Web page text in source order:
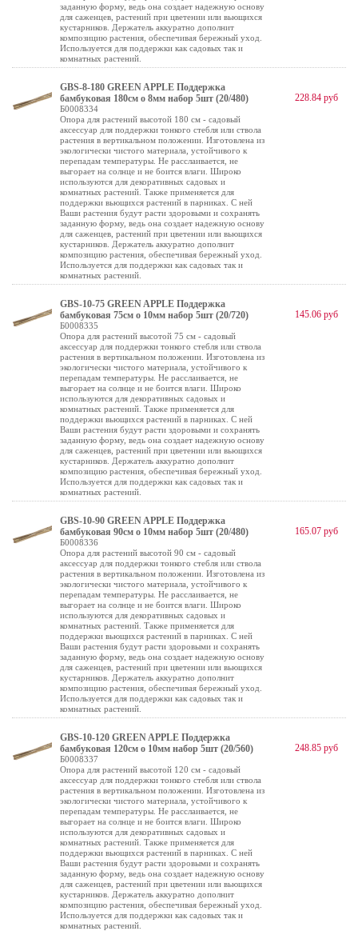
заданную форму, ведь она создает надежную основу
для саженцев, растений при цветении или вьющихся
кустарников. Держатель аккуратно дополнит
композицию растения, обеспечивая бережный уход.
Используется для поддержки как садовых так и
комнатных растений.
GBS-8-180 GREEN APPLE Поддержка
бамбуковая 180см o 8мм набор 5шт (20/480)
Б0008334
Опора для растений высотой 180 см - садовый
аксессуар для поддержки тонкого стебля или ствола
растения в вертикальном положении. Изготовлена из
экологически чистого материала, устойчивого к
перепадам температуры. Не расслаивается, не
выгорает на солнце и не боится влаги. Широко
используются для декоративных садовых и
комнатных растений. Также применяется для
поддержки вьющихся растений в парниках. С ней
Ваши растения будут расти здоровыми и сохранять
заданную форму, ведь она создает надежную основу
для саженцев, растений при цветении или вьющихся
кустарников. Держатель аккуратно дополнит
композицию растения, обеспечивая бережный уход.
Используется для поддержки как садовых так и
комнатных растений.
228.84 руб
GBS-10-75 GREEN APPLE Поддержка
бамбуковая 75см o 10мм набор 5шт (20/720)
Б0008335
Опора для растений высотой 75 см - садовый
аксессуар для поддержки тонкого стебля или ствола
растения в вертикальном положении. Изготовлена из
экологически чистого материала, устойчивого к
перепадам температуры. Не расслаивается, не
выгорает на солнце и не боится влаги. Широко
используются для декоративных садовых и
комнатных растений. Также применяется для
поддержки вьющихся растений в парниках. С ней
Ваши растения будут расти здоровыми и сохранять
заданную форму, ведь она создает надежную основу
для саженцев, растений при цветении или вьющихся
кустарников. Держатель аккуратно дополнит
композицию растения, обеспечивая бережный уход.
Используется для поддержки как садовых так и
комнатных растений.
145.06 руб
GBS-10-90 GREEN APPLE Поддержка
бамбуковая 90см o 10мм набор 5шт (20/480)
Б0008336
Опора для растений высотой 90 см - садовый
аксессуар для поддержки тонкого стебля или ствола
растения в вертикальном положении. Изготовлена из
экологически чистого материала, устойчивого к
перепадам температуры. Не расслаивается, не
выгорает на солнце и не боится влаги. Широко
используются для декоративных садовых и
комнатных растений. Также применяется для
поддержки вьющихся растений в парниках. С ней
Ваши растения будут расти здоровыми и сохранять
заданную форму, ведь она создает надежную основу
для саженцев, растений при цветении или вьющихся
кустарников. Держатель аккуратно дополнит
композицию растения, обеспечивая бережный уход.
Используется для поддержки как садовых так и
комнатных растений.
165.07 руб
GBS-10-120 GREEN APPLE Поддержка
бамбуковая 120см o 10мм набор 5шт (20/560)
Б0008337
Опора для растений высотой 120 см - садовый
аксессуар для поддержки тонкого стебля или ствола
растения в вертикальном положении. Изготовлена из
экологически чистого материала, устойчивого к
перепадам температуры. Не расслаивается, не
выгорает на солнце и не боится влаги. Широко
используются для декоративных садовых и
комнатных растений. Также применяется для
поддержки вьющихся растений в парниках. С ней
Ваши растения будут расти здоровыми и сохранять
заданную форму, ведь она создает надежную основу
для саженцев, растений при цветении или вьющихся
кустарников. Держатель аккуратно дополнит
композицию растения, обеспечивая бережный уход.
Используется для поддержки как садовых так и
комнатных растений.
248.85 руб